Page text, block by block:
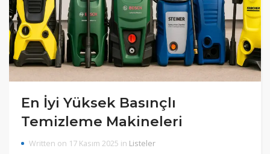
En İyi Yüksek Basınçlı
Temizleme Makineleri
Written on 17 Kasım 2025 in Listeler